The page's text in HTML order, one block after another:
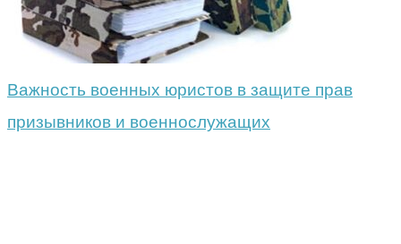
Важность военных юристов в защите прав
призывников и военнослужащих